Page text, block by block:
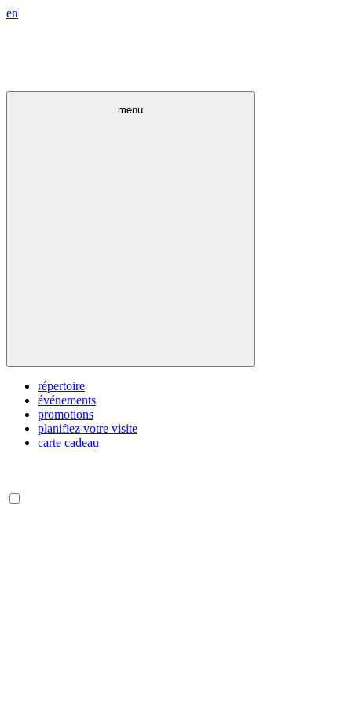
en
menu
répertoire
événements
promotions
planifiez votre visite
carte cadeau